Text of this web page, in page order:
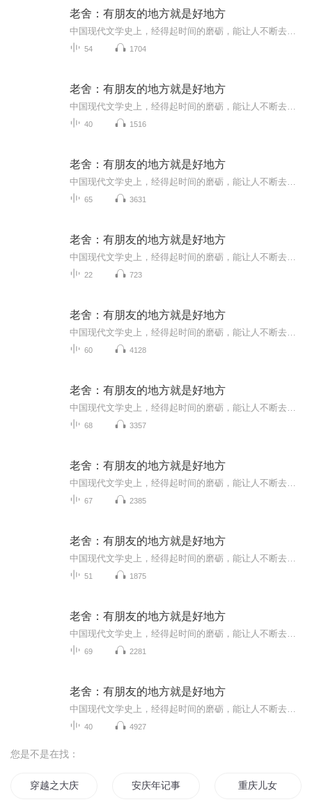
老舍：有朋友的地方就是好地方
54 1704
老舍：有朋友的地方就是好地方
40 1516
老舍：有朋友的地方就是好地方
65 3631
老舍：有朋友的地方就是好地方
22 723
老舍：有朋友的地方就是好地方
60 4128
老舍：有朋友的地方就是好地方
68 3357
老舍：有朋友的地方就是好地方
67 2385
老舍：有朋友的地方就是好地方
51 1875
老舍：有朋友的地方就是好地方
69 2281
老舍：有朋友的地方就是好地方
40 4927
您是不是在找：
穿越之大庆帝国 安庆年记事 重庆儿女